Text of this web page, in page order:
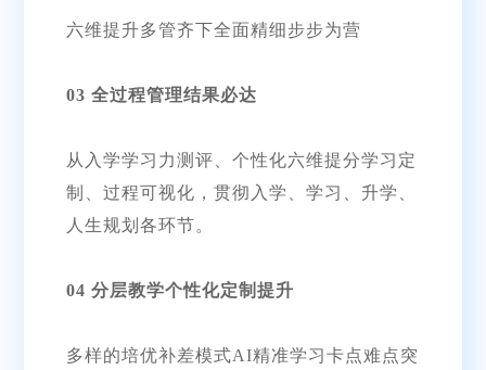
六维提升多管齐下全面精细步步为营
03 全过程管理结果必达
从入学学习力测评、个性化六维提分学习定
制、过程可视化，贯彻入学、学习、升学、
人生规划各环节。
04 分层教学个性化定制提升
多样的培优补差模式AI精准学习卡点难点突